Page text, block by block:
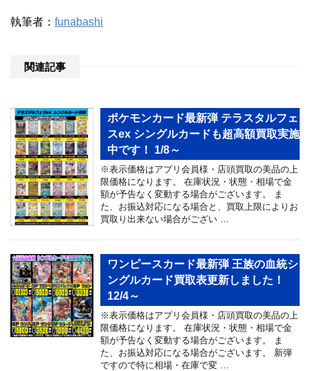
執筆者： funabashi
関連記事
ポケモンカード最新弾 テラスタルフェ
スex シングルカードも超高額買取実施
中です！ 1/8～
※表示価格はアプリ会員様・店頭買取の美品の上
限価格になります。 在庫状況・状態・相場で金
額が予告なく変動する場合がございます。 ま
た、お振込対応になる場合と、買取上限によりお
買取り出来ない場合がござい …
ワンピースカード最新弾 王族の血統シ
ングルカード買取表更新しました！
12/4～
※表示価格はアプリ会員様・店頭買取の美品の上
限価格になります。 在庫状況・状態・相場で金
額が予告なく変動する場合がございます。 ま
た、お振込対応になる場合がございます。 新弾
ですので特に相場・在庫で変 …